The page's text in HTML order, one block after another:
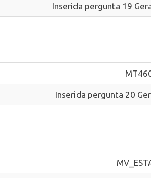
Inserida pergunta 19
Inserida pergunta 20